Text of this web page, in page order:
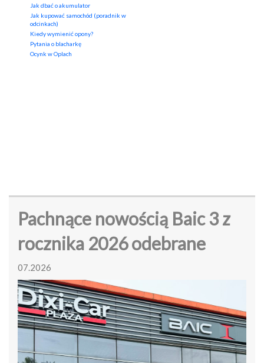
Jak dbać o akumulator
Jak kupować samochód (poradnik w
odcinkach)
Kiedy wymienić opony?
Pytania o blacharkę
Ocynk w Oplach
Pachnące nowością Baic 3 z
rocznika 2026 odebrane
07.2026